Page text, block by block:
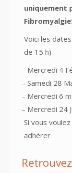
uniquement
Voici les
de 15 h) :
– Mercredi 4
– Samedi 28
– Mercredi 6
– Mercredi 24
Si vous
adhérer